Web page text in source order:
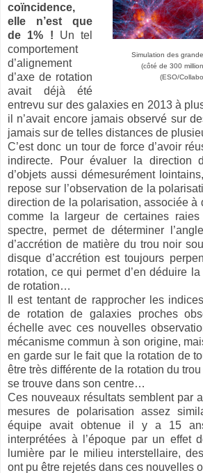
Simulation des
(côté de 300
(ESO/
coïncidence,
elle n’est que
de 1% ! Un tel
comportement
d’alignement
d’axe de rotation
avait déjà été
entrevu sur des galaxies en 2013 à
il n’avait encore jamais observé sur
jamais sur de telles distances de
C’est donc un tour de force d’avoir
indirecte. Pour évaluer la direction
d’objets aussi démesurément
repose sur l’observation de la
direction de la polarisation, associée à
comme la largeur de certaines raies
spectre, permet de déterminer
d’accrétion de matière du trou noir
disque d’accrétion est toujours
rotation, ce qui permet d’en déduire
de rotation…
Il est tentant de rapprocher les
de rotation de galaxies proches
échelle avec ces nouvelles
mécanisme commun à son origine,
en garde sur le fait que la rotation de
être très différente de la rotation du
se trouve dans son centre…
Ces nouveaux résultats semblent par
mesures de polarisation assez
équipe avait obtenue il y a 15
interprétées à l’époque par un effet
lumière par le milieu interstellaire,
ont pu être rejetés dans ces nouvelles